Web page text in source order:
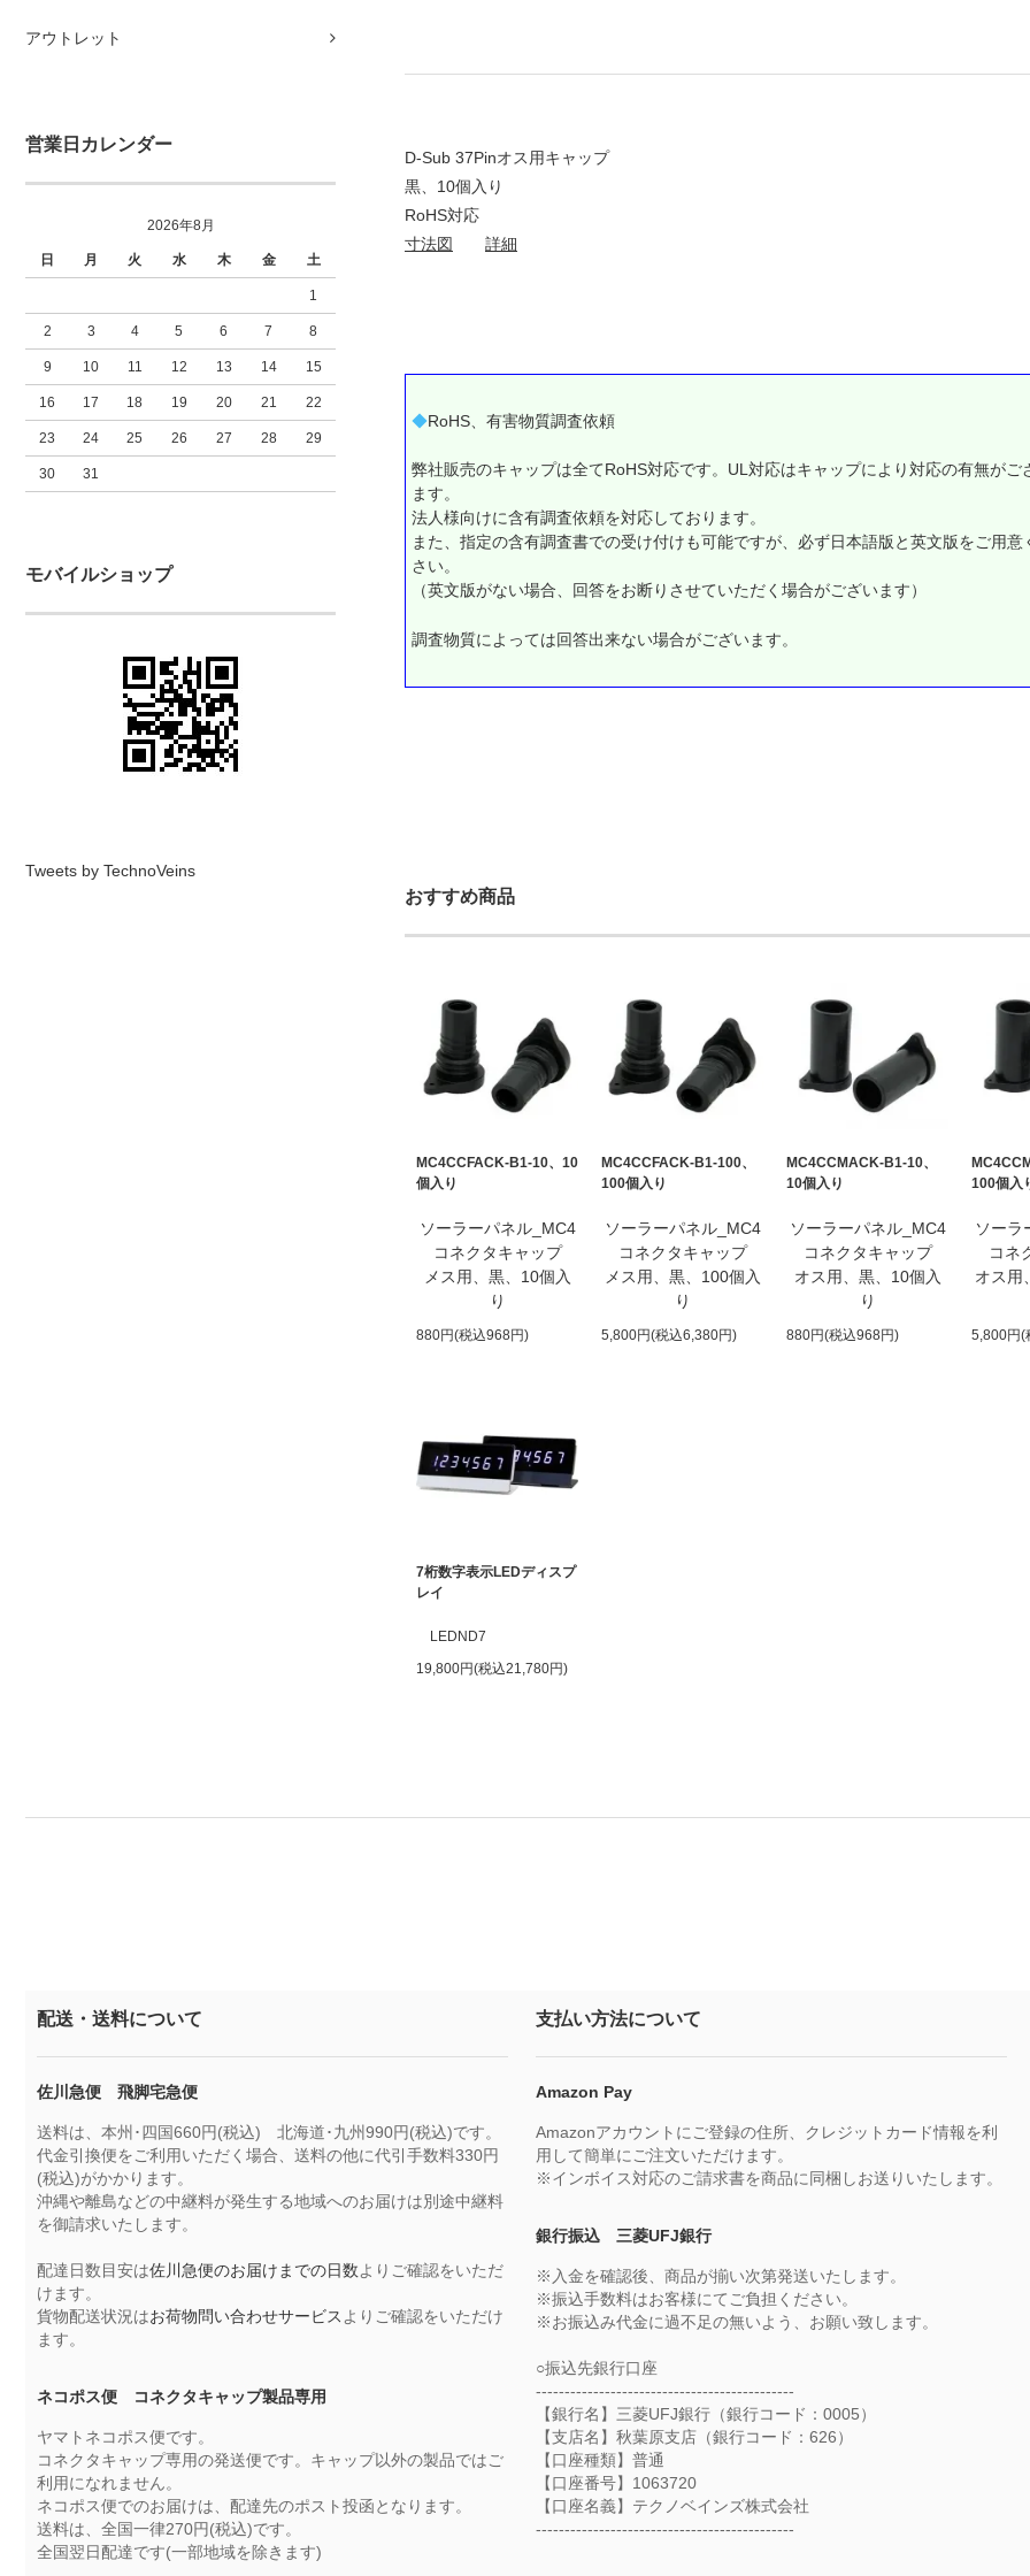
アウトレット
営業日カレンダー
2026年8月
日 月 火 水 木 金 土
1
2 3 4 5 6 7 8
9 10 11 12 13 14 15
16 17 18 19 20 21 22
23 24 25 26 27 28 29
30 31
モバイルショップ
Tweets by TechnoVeins
D-Sub 37Pinオス用キャップ
黒、10個入り
RoHS対応
寸法図
詳細
◆RoHS、有害物質調査依頼
弊社販売のキャップは全てRoHS対応です。UL対応はキャップにより対応の有無がご
ます。
法人様向けに含有調査依頼を対応しております。
また、指定の含有調査書での受け付けも可能ですが、必ず日本語版と英文版をご用意
さい。
（英文版がない場合、回答をお断りさせていただく場合がございます）
調査物質によっては回答出来ない場合がございます。
おすすめ商品
MC4CCFACK-B1-10、10
個入り
ソーラーパネル_MC4
コネクタキャップ
メス用、黒、10個入
り
880円(税込968円)
MC4CCFACK-B1-100、
100個入り
ソーラーパネル_MC4
コネクタキャップ
メス用、黒、100個入
り
5,800円(税込6,380円)
MC4CCMACK-B1-10、
10個入り
ソーラーパネル_MC4
コネクタキャップ
オス用、黒、10個入
り
880円(税込968円)
100個入
ソーラ
コネ
オス用
5,800円(
7桁数字表示LEDディスプ
レイ
LEDND7
19,800円(税込21,780円)
配送・送料について
佐川急便 飛脚宅急便
送料は、本州･四国660円(税込) 北海道･九州990円(税込)です。
代金引換便をご利用いただく場合、送料の他に代引手数料330円
(税込)がかかります。
沖縄や離島などの中継料が発生する地域へのお届けは別途中継料
を御請求いたします。
配達日数目安は佐川急便のお届けまでの日数よりご確認をいただ
けます。
貨物配送状況はお荷物問い合わせサービス よりご確認をいただけ
ます。
ネコポス便 コネクタキャップ製品専用
ヤマトネコポス便です。
コネクタキャップ専用の発送便です。キャップ以外の製品ではご
利用になれません。
ネコポス便でのお届けは、配達先のポスト投函となります。
送料は、全国一律270円(税込)です。
全国翌日配達です(一部地域を除きます)
支払い方法について
Amazon Pay
Amazonアカウントにご登録の住所、クレジットカード情報を利
用して簡単にご注文いただけます。
※インボイス対応のご請求書を商品に同梱しお送りいたします。
銀行振込 三菱UFJ銀行
※入金を確認後、商品が揃い次第発送いたします。
※振込手数料はお客様にてご負担ください。
※お振込み代金に過不足の無いよう、お願い致します。
○振込先銀行口座
---------------------------------------------
【銀行名】三菱UFJ銀行（銀行コード：0005）
【支店名】秋葉原支店（銀行コード：626）
【口座種類】普通
【口座番号】1063720
【口座名義】テクノベインズ株式会社
---------------------------------------------